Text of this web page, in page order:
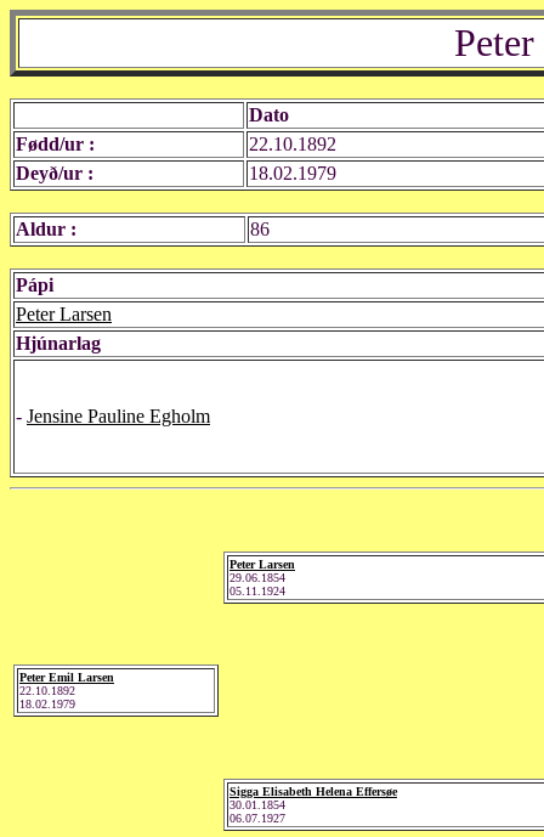
Dato
Fødd/ur :
22.10.1892
Deyð/ur :
18.02.1979
Aldur : 86
Pápi
Peter Larsen
Hjúnarlag
- Jensine Pauline Egholm
Peter Emil Larsen
22.10.1892
18.02.1979
Peter Larsen
29.06.1854
05.11.1924
Sigga Elisabeth Helena Effersøe
30.01.1854
06.07.1927